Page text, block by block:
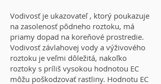
Vodivosť je ukazovateľ , ktorý poukazuje
na zasolenosť pôdneho roztoku, má
priamy dopad na koreňové prostredie.
Vodivosť závlahovej vody a výživového
roztoku je veľmi dôležitá, nakoľko
roztoky s príliš vysokou hodnotou EC
môžu poškodzovať rastliny. Hodnotu EC